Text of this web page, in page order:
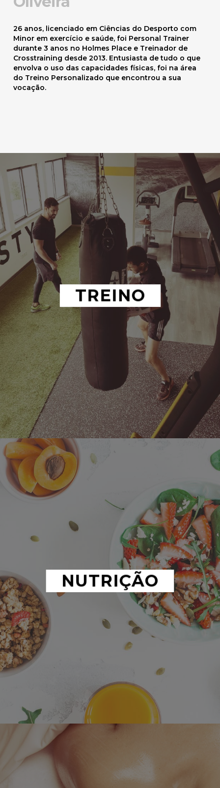
26 anos, licenciado em Ciências do Desporto com
Minor em exercício e saúde, foi Personal Trainer
durante 3 anos no Holmes Place e Treinador de
Crosstraining desde 2013. Entusiasta de tudo o que
envolva o uso das capacidades físicas, foi na área
do Treino Personalizado que encontrou a sua
vocação.
TREINO
NUTRIÇÃO